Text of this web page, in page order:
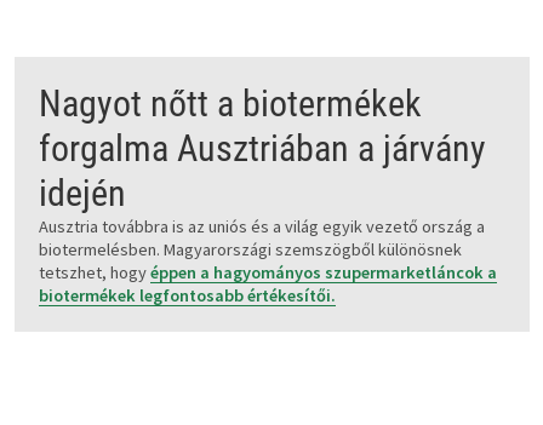
Nagyot nőtt a biotermékek
forgalma Ausztriában a járvány
idején
Ausztria továbbra is az uniós és a világ egyik vezető ország a
biotermelésben. Magyarországi szemszögből különösnek
tetszhet, hogyéppen a hagyományos szupermarketláncok a
biotermékek legfontosabb értékesítői.